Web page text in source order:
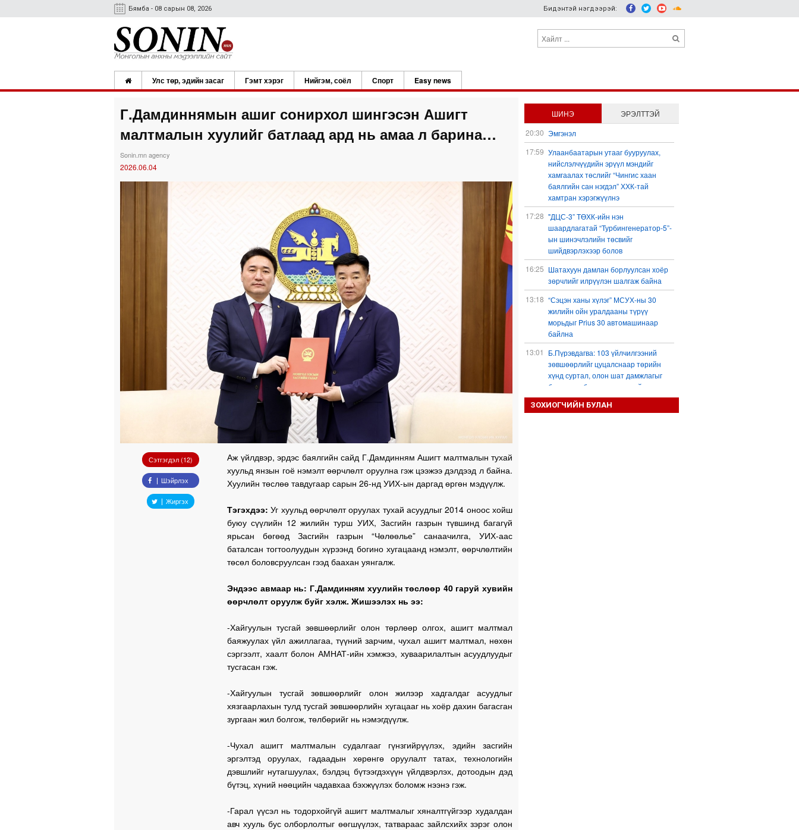
Бямба - 08 сарын 08, 2026 Бидэнтэй нэгдээрэй:
Улс төр, эдийн засаг Гэмт хэрэг Нийгэм, соёл Спорт Easy news
Г.Дамдиннямын ашиг сонирхол шингэсэн Ашигт
малтмалын хуулийг батлаад ард нь амаа л барина…
Sonin.mn agency
2026.06.04
Сэтгэгдэл (12)
Шэйрлэх
Жиргэх
Аж үйлдвэр, эрдэс баялгийн сайд Г.Дамдинням Ашигт малтмалын тухай
хуульд янзын гоё нэмэлт өөрчлөлт оруулна гэж цээжээ дэлдээд л байна.
Хуулийн төслөө тавдугаар сарын 26-нд УИХ-ын даргад өргөн мэдүүлж.
Тэгэхдээ: Уг хуульд өөрчлөлт оруулах тухай асуудлыг 2014 оноос хойш
буюу сүүлийн 12 жилийн турш УИХ, Засгийн газрын түвшинд багагүй
ярьсан бөгөөд Засгийн газрын “Чөлөөлье” санаачилга, УИХ-аас
баталсан тогтоолуудын хүрээнд богино хугацаанд нэмэлт, өөрчлөлтийн
төсөл боловсруулсан гээд баахан уянгалж.
Эндээс авмаар нь: Г.Дамдинням хуулийн төслөөр 40 гаруй хувийн
өөрчлөлт оруулж буйг хэлж. Жишээлэх нь ээ:
-Хайгуулын тусгай зөвшөөрлийг олон төрлөөр олгох, ашигт малтмал
баяжуулах үйл ажиллагаа, түүний зарчим, чухал ашигт малтмал, нөхөн
сэргээлт, хаалт болон АМНАТ-ийн хэмжээ, хуваарилалтын асуудлуудыг
тусгасан гэж.
-Хайгуулын тусгай зөвшөөрлийг олон жилээр хадгалдаг асуудлыг
хязгаарлахын тулд тусгай зөвшөөрлийн хугацааг нь хоёр дахин багасган
зургаан жил болгож, төлбөрийг нь нэмэгдүүлж.
-Чухал ашигт малтмалын судалгааг гүнзгийрүүлэх, эдийн засгийн
эргэлтэд оруулах, гадаадын хөрөнгө оруулалт татах, технологийн
дэвшлийг нутагшуулах, бэлдэц бүтээгдэхүүн үйлдвэрлэх, дотоодын дэд
бүтэц, хүний нөөцийн чадавхаа бэхжүүлэх боломж нээнэ гэж.
-Гарал үүсэл нь тодорхойгүй ашигт малтмалыг хяналтгүйгээр худалдан
авч хууль бус олборлолтыг өөгшүүлэх, татвараас зайлсхийх зэрэг олон
ШИНЭ
ЭРЭЛТТЭЙ
20:30 Эмгэнэл
17:59 Улаанбаатарын утааг бууруулах,
нийслэлчүүдийн эрүүл мэндийг
хамгаалах төслийг “Чингис хаан
баялгийн сан нэгдэл” ХХК-тай
хамтран хэрэгжүүлнэ
17:28 "ДЦС-3” ТӨХК-ийн нэн
шаардлагатай “Турбингенератор-5”-
ын шинэчлэлийн төсвийг
шийдвэрлэхээр болов
16:25 Шатахуун дамлан борлуулсан хоёр
зөрчлийг илрүүлэн шалгаж байна
13:18 “Сэцэн ханы хүлэг” МСУХ-ны 30
жилийн ойн уралдааны түрүү
морьдыг Prius 30 автомашинаар
байлна
13:01
Б.Пүрэвдагва: 103 үйлчилгээний
зөвшөөрлийг цуцалснаар төрийн
хүнд суртал, олон шат дамжлагыг
бууруулж, бизнесээ саадгүй
өргөжүүлэх боломжтой боллоо
12:38
ЗОХИОГЧИЙН БУЛАН